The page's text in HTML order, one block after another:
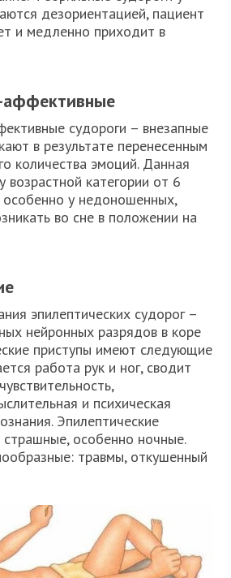
дезориентацией, пациент
и медленно приходит в
аффективные
судороги – внезапные
в результате перенесенным
количества эмоций. Данная
возрастной категории от 6
у недоношенных,
во сне в положении на
эпилептических судорог –
нейронных разрядов в коре
приступы имеют следующие
работа рук и ног, сводит
и психическая
Эпилептические
особенно ночные.
травмы, откушенный